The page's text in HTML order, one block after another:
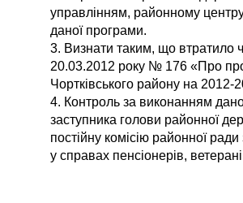
управлінням, районному
даної програми.
3. Визнати таким, що втратило
20.03.2012 року № 176 «Про
Чортківського району на 2012-
4. Контроль за виконанням
заступника голови районної
постійну комісію районної
у справах пенсіонерів,